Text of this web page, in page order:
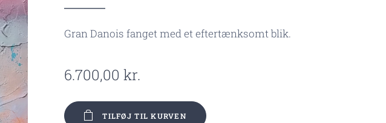
Gran Danois fanget med et eftertænksomt blik.
6.700,00 kr.
TILFØJ TIL KURVEN